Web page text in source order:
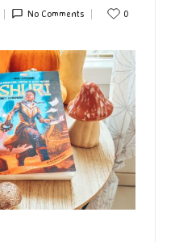
No Comments 0